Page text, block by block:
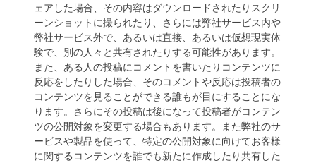
ェアした場合、その内容はダウンロードされたりスクリ
ーンショットに撮られたり、さらには弊社サービス内や
弊社サービス外で、あるいは直接、あるいは仮想現実体
験で、別の人々と共有されたりする可能性があります。
また、ある人の投稿にコメントを書いたりコンテンツに
反応をしたりした場合、そのコメントや反応は投稿者の
コンテンツを見ることができる誰もが目にすることにな
ります。さらにその投稿は後になって投稿者がコンテン
ツの公開対象を変更する場合もあります。また弊社のサ
ービスや製品を使って、特定の公開対象に向けてお客様
に関するコンテンツを誰でも新たに作成したり共有した